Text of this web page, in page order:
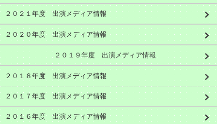
２０２１年度 出演メディア情報
２０２０年度 出演メディア情報
２０１９年度 出演メディア情報
２０１８年度 出演メディア情報
２０１７年度 出演メディア情報
２０１６年度 出演メディア情報